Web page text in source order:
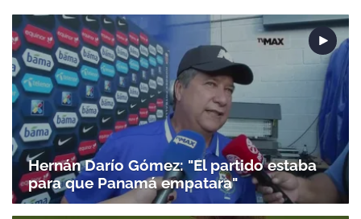
Hernán Darío Gómez: "El partido estaba
para que Panamá empatara"